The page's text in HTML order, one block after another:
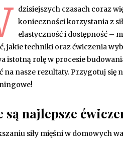
dzisiejszych czasach coraz
konieczności korzystania z
elastyczność i dostępność –
jakie techniki oraz ćwiczenia
istotną rolę w procesie
na nasze rezultaty. Przygotuj
są najlepsze
siły mięśni w domowych